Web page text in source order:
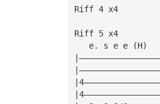
Riff 4 x4
Riff 5 x4
e. s e e (H)